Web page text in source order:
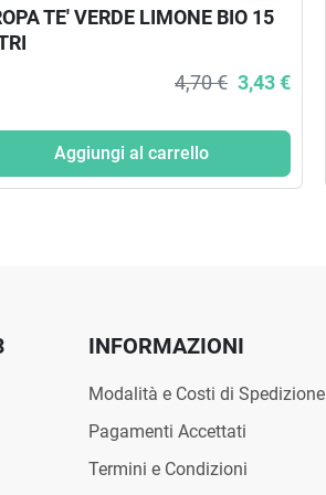
TE' VERDE LIMONE BIO 15
4,70 € 3,43 €
Aggiungi al carrello
INFORMAZIONI
Modalità e Costi di Spedizione
Pagamenti Accettati
Termini e Condizioni